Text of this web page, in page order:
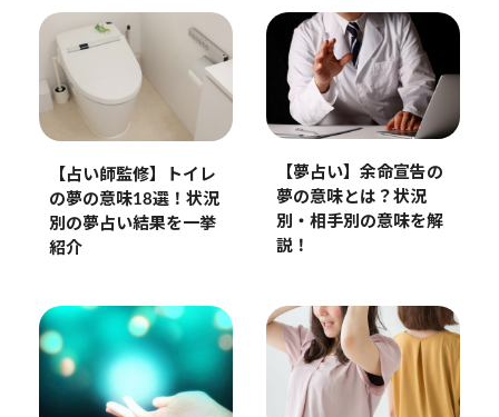
【占い師監修】トイレ
の夢の意味18選！状況
別の夢占い結果を一挙
紹介
【夢占い】余命宣告の
夢の意味とは？状況
別・相手別の意味を解
説！